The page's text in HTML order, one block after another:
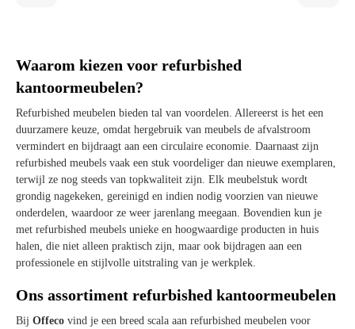
Waarom kiezen voor refurbished
kantoormeubelen?
Refurbished meubelen bieden tal van voordelen. Allereerst is het een
duurzamere keuze, omdat hergebruik van meubels de afvalstroom
vermindert en bijdraagt aan een circulaire economie. Daarnaast zijn
refurbished meubels vaak een stuk voordeliger dan nieuwe exemplaren,
terwijl ze nog steeds van topkwaliteit zijn. Elk meubelstuk wordt
grondig nagekeken, gereinigd en indien nodig voorzien van nieuwe
onderdelen, waardoor ze weer jarenlang meegaan. Bovendien kun je
met refurbished meubels unieke en hoogwaardige producten in huis
halen, die niet alleen praktisch zijn, maar ook bijdragen aan een
professionele en stijlvolle uitstraling van je werkplek.
Ons assortiment refurbished kantoormeubelen
Bij Offeco vind je een breed scala aan refurbished meubelen voor